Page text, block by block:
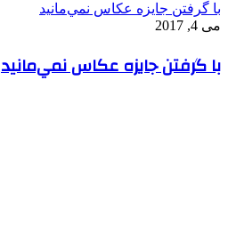
با گرفتن جايزه عكاس نمي‌مانيد
می 4, 2017
با گرفتن جايزه عكاس نمي‌مانيد